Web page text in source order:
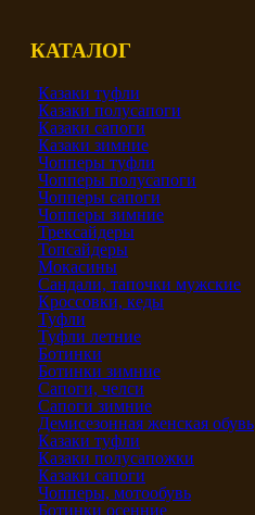
КАТАЛОГ
Казаки туфли
Казаки полусапоги
Казаки сапоги
Казаки зимние
Чопперы туфли
Чопперы полусапоги
Чопперы сапоги
Чопперы зимние
Трексайдеры
Топсайдеры
Мокасины
Сандали, тапочки мужские
Кроссовки, кеды
Туфли
Туфли летние
Ботинки
Ботинки зимние
Сапоги, челси
Сапоги зимние
Демисезонная женская обувь
Казаки туфли
Казаки полусапожки
Казаки сапоги
Чопперы, мотообувь
Ботинки осенние